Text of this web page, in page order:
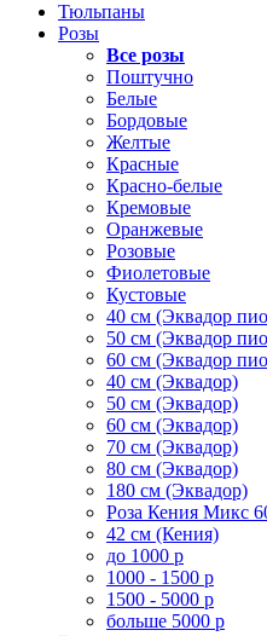
Тюльпаны
Розы
Все розы
Поштучно
Белые
Бордовые
Желтые
Красные
Красно-белые
Кремовые
Оранжевые
Розовые
Фиолетовые
Кустовые
40 см (Эквадор
50 см (Эквадор
60 см (Эквадор
40 см (Эквадор)
50 см (Эквадор)
60 см (Эквадор)
70 см (Эквадор)
80 см (Эквадор)
180 см (Эквадор)
Роза Кения Микс
42 см (Кения)
до 1000 р
1000 - 1500 р
1500 - 5000 р
больше 5000 р